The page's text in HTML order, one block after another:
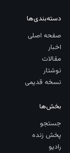
دسته‌بندی‌ها
صفحه اصلی
اخبار
مقالات
نوشتار
نسخه قدیمی
بخش‌ها
جستجو
پخش زنده
رادیو